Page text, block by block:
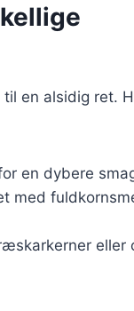
en alsidig ret.
en dybere
med
eller